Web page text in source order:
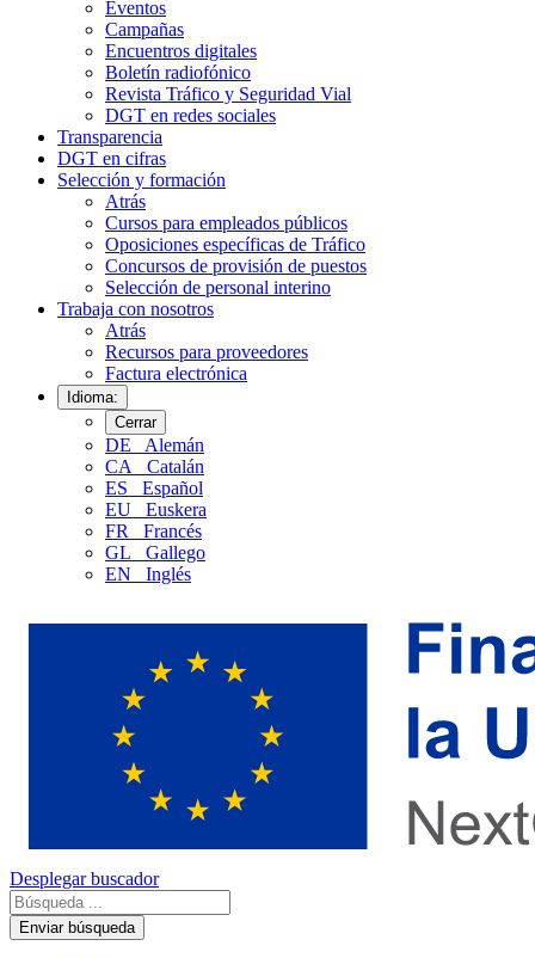
Eventos
Campañas
Encuentros digitales
Boletín radiofónico
Revista Tráfico y Seguridad Vial
DGT en redes sociales
Transparencia
DGT en cifras
Selección y formación
Atrás
Cursos para empleados públicos
Oposiciones específicas de Tráfico
Concursos de provisión de puestos
Selección de personal interino
Trabaja con nosotros
Atrás
Recursos para proveedores
Factura electrónica
Idioma:
Cerrar
DE
Alemán
CA
Catalán
ES
Español
EU
Euskera
FR
Francés
GL
Gallego
EN
Inglés
Desplegar buscador
Enviar búsqueda